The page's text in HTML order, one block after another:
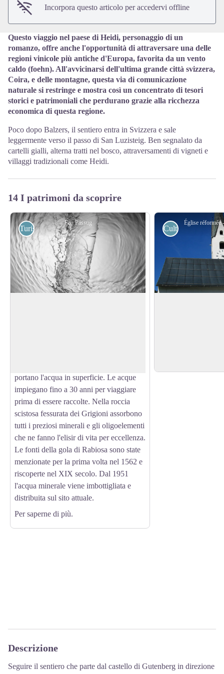
Incorpora questo articolo per accedervi offline
Questo viaggio nel paese di Heidi, personaggio di un
romanzo, offre anche l'opportunità di attraversare una delle
regioni vinicole più antiche d'Europa, favorita da un vento
caldo (foehn). All'avvicinarsi dell'ultima grande città svizzera,
Coira, e delle montagne, questa via di comunicazione
naturale si restringe e mostra così un concentrato di tesori
storici e patrimoniali che perdurano grazie alla ricchezza
economica di questa regione.
Poco dopo Balzers, il sentiero entra in Svizzera e sale
leggermente verso il passo di San Luzisteig. Ben segnalato da
cartelli gialli, alterna tratti nel bosco, attraversamenti di vigneti e
villaggi tradizionali come Heidi.
14 I patrimoni da scoprire
Eau Passug
Turistiche
portano l'acqua in superficie. Le acque
impiegano fino a 30 anni per viaggiare
prima di essere raccolte. Nella roccia
scistosa fessurata dei Grigioni assorbono
tutti i preziosi minerali e gli oligoelementi
che ne fanno l'elisir di vita per eccellenza.
Le fonti della gola di Rabiosa sono state
menzionate per la prima volta nel 1562 e
riscoperte nel XIX secolo. Dal 1951
l'acqua minerale viene imbottigliata e
distribuita sul sito attuale.
Per saperne di più.
Culturali
Descrizione
Seguire il sentiero che parte dal castello di Gutenberg in direzione